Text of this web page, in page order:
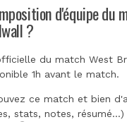
d'équipe du
?
du match West
1h avant le match.
ce match et bien
stats, notes, résumé...)